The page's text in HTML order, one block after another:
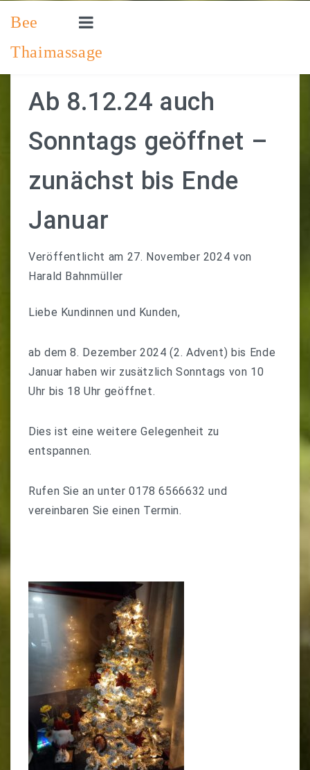
Bee
Thaimassage
IMPRESSUM
EINEN TERMIN VEREINBAREN
Ab 8.12.24 auch
Sonntags geöffnet –
zunächst bis Ende
Januar
Veröffentlicht am 27. November 2024 von
Harald Bahnmüller
Liebe Kundinnen und Kunden,
ab dem 8. Dezember 2024 (2. Advent) bis Ende
Januar haben wir zusätzlich Sonntags von 10
Uhr bis 18 Uhr geöffnet.
Dies ist eine weitere Gelegenheit zu
entspannen.
Rufen Sie an unter 0178 6566632 und
vereinbaren Sie einen Termin.